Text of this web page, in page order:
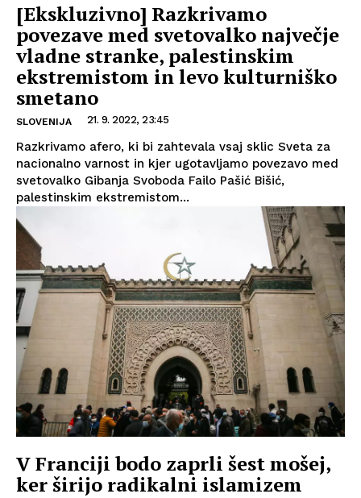
[Ekskluzivno] Razkrivamo
povezave med svetovalko največje
vladne stranke, palestinskim
ekstremistom in levo kulturniško
smetano
SLOVENIJA 21. 9. 2022, 23:45
Razkrivamo afero, ki bi zahtevala vsaj sklic Sveta za
nacionalno varnost in kjer ugotavljamo povezavo med
svetovalko Gibanja Svoboda Failo Pašić Bišić,
palestinskim ekstremistom...
V Franciji bodo zaprli šest mošej,
ker širijo radikalni islamizem